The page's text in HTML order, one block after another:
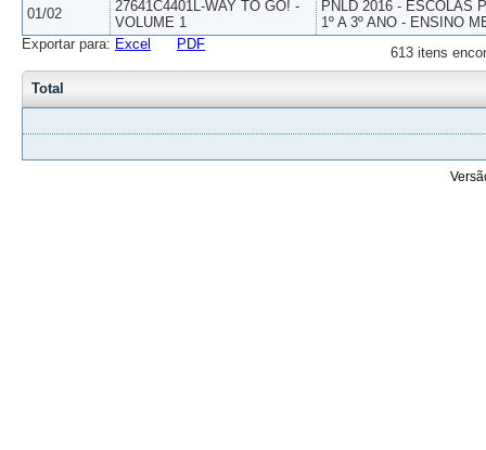
01/02
27641C4401L-WAY TO GO! -
VOLUME 1
PNLD 2016 - ESCOLAS
1º A 3º ANO - ENSINO
613 itens
Exportar para: Excel PDF
Total